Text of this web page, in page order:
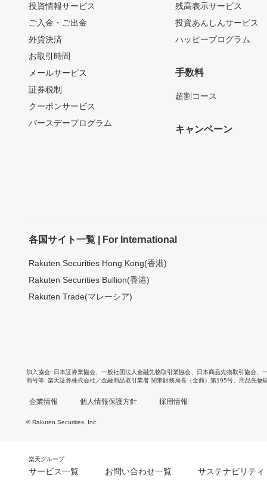
投資情報サービス
ご入金・ご出金
外貨決済
お取引時間
メールサービス
証券税制
クーポンサービス
バースデープログラム
残高表示サービス
投資あんしんサービス
ハッピープログラム
手数料
超割コース
キャンペーン
各国サイト一覧 | For International
Rakuten Securities Hong Kong(香港)
Rakuten Securities Bullion(香港)
Rakuten Trade(マレーシア)
加入協会 日本証券業協会 一般社団法人金融先物取引業協会 日本商品先物取引協会
商号等 楽天証券株式会社／金融商品取引業者 関東財務局長（金商）第195号、商品先物
企業情報 個人情報保護方針 採用情報
© Rakuten Securities, Inc.
楽天グループ
サービス一覧 お問い合わせ一覧 サステナビリティ